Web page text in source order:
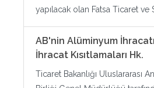
yapılacak olan Fatsa Ticaret ve
AB'nin Alüminyum
İhracat Kısıtlamaları Hk.
Ticaret Bakanlığı Uluslararası